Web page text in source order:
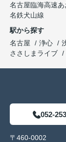
名古屋臨海高速あ
名鉄犬山線
駅から探す
名古屋
浄心
ささしまライブ
052-
〒460-0002